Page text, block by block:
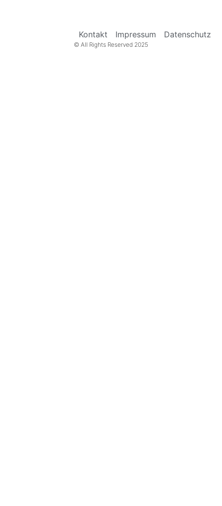
Kontakt Impressum Datenschutz
© All Rights Reserved 2025